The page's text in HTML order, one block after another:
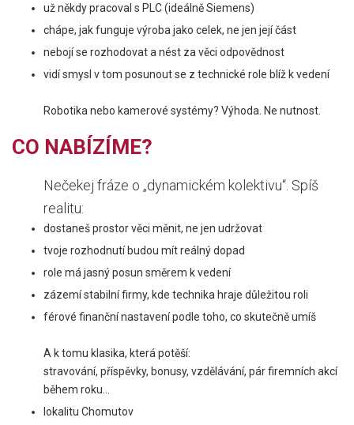
už někdy pracoval s PLC (ideálně Siemens)
chápe, jak funguje výroba jako celek, ne jen její část
nebojí se rozhodovat a nést za věci odpovědnost
vidí smysl v tom posunout se z technické role blíž k vedení
Robotika nebo kamerové systémy? Výhoda. Ne nutnost.
CO NABÍZÍME?
Nečekej fráze o „dynamickém kolektivu“. Spíš
realitu:
dostaneš prostor věci měnit, ne jen udržovat
tvoje rozhodnutí budou mít reálný dopad
role má jasný posun směrem k vedení
zázemí stabilní firmy, kde technika hraje důležitou roli
férové finanční nastavení podle toho, co skutečně umíš
A k tomu klasika, která potěší:
stravování, příspěvky, bonusy, vzdělávání, pár firemních akcí
během roku…
lokalitu Chomutov